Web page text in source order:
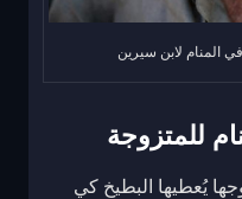
المنام لابن سيرين
للمتزوجة
يُعطيها البطيخ كي